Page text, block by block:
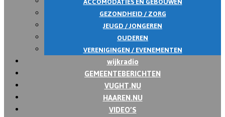
GEZONDHEID / ZORG
JEUGD / JONGEREN
OUDEREN
VERENIGINGEN / EVENEMENTEN
wijkradio
GEMEENTEBERICHTEN
VUGHT.NU
HAAREN.NU
VIDEO’S